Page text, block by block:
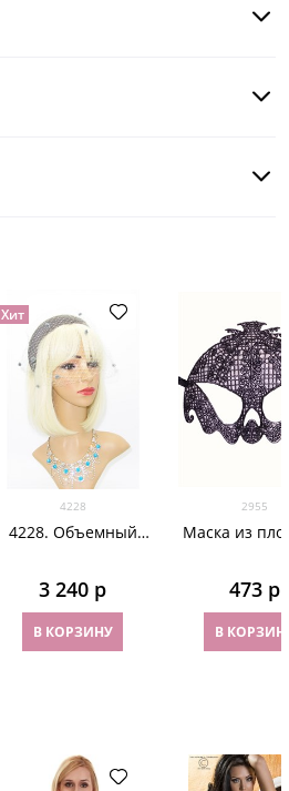
Хит
4228
4228. Объемный
3 240 р
В КОРЗИНУ
2955
Маска из
череп.
473 р
В